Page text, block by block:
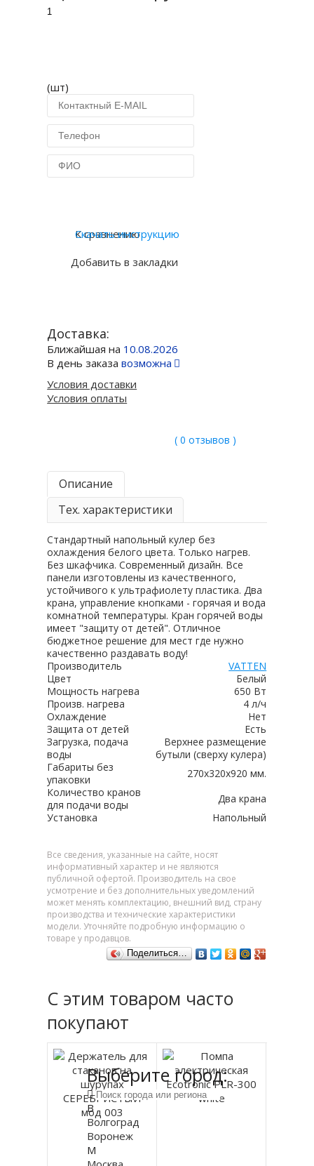
(шт)
К сравнению
Добавить в закладки
Скачать инструкцию
Доставка:
Ближайшая на 10.08.2026
В день заказавозможна
Условия доставки
Условия оплаты
( 0 отзывов )
Описание
Тех. характеристики
Стандартный напольный кулер без
охлаждения белого цвета. Только нагрев.
Без шкафчика. Современный дизайн. Все
панели изготовлены из качественного,
устойчивого к ультрафиолету пластика. Два
крана, управление кнопками - горячая и вода
комнатной температуры. Кран горячей воды
имеет "защиту от детей". Отличное
бюджетное решение для мест где нужно
качественно раздавать воду!
Производитель
VATTEN
Цвет
Белый
Мощность нагрева
650 Вт
Произв. нагрева
4 л/ч
Охлаждение
Нет
Защита от детей
Есть
Загрузка, подача
воды
Верхнее размещение
бутыли (сверху кулера)
Габариты без
упаковки
270х320х920 мм.
Количество кранов
для подачи воды
Два крана
Установка
Напольный
Все сведения, указанные на сайте, носят
информативный характер и не являются
публичной офертой. Производитель на свое
усмотрение и без дополнительных уведомлений
может менять комплектацию, внешний вид, страну
производства и технические характеристики
модели. Уточняйте подробную информацию о
товаре у продавцов.
Поделиться…
С этим товаром часто
покупают
Выберите город:
В
Волгоград
Воронеж
М